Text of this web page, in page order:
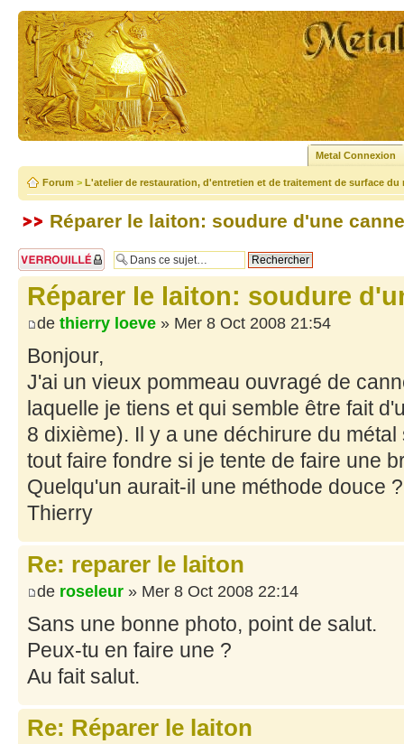
Metal Connexion
Forum > L'atelier de restauration, d'entretien et de traitement de surface du
Réparer le laiton: soudure d'une
Sujet verrouillé
Réparer le laiton: soudure
de thierry loeve » Mer 8 Oct 2008 21:54
Bonjour,
J'ai un vieux pommeau ouvragé de
laquelle je tiens et qui semble être fait
8 dixième). Il y a une déchirure du
tout faire fondre si je tente de faire une
Quelqu'un aurait-il une méthode douce
Thierry
Re: reparer le laiton
de roseleur » Mer 8 Oct 2008 22:14
Sans une bonne photo, point de salut.
Peux-tu en faire une ?
Au fait salut.
Re: Réparer le laiton